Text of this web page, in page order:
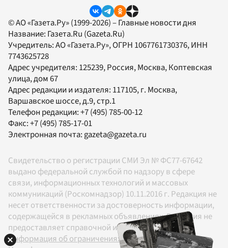
© АО «Газета.Ру» (1999-2026) – Главные новости дня
Название: Газета.Ru (Gazeta.Ru)
Учредитель:АО «Газета.Ру», ОГРН 1067761730376, ИНН
7743625728
Адрес учредителя: 125239, Россия, Москва, Коптевская
улица, дом 67
Адрес редакции и издателя: 117105, г. Москва,
Варшавское шоссе, д.9, стр.1
Телефон редакции:+7 (495) 785-00-12
Факс:+7 (495) 785-17-01
Электронная почта:gazeta@gazeta.ru
Свидетельство о регистрации СМИ Эл № ФС77-67642
выдано федеральной службой по надзору в сфере
связи, информационных технологий и массовых
коммуникаций (Роскомнадзор) 10.11.2016 г. Редакция не
несет ответственности за достоверность информации,
содержащейся в рекламных объявлениях. Редакция не
предоставляет справочной информации.
Информация об ограничениях